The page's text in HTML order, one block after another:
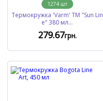
1274 шт
Термокружка 'Varm' ТМ "Sun Lin
e" 380 мл...
279.67грн.